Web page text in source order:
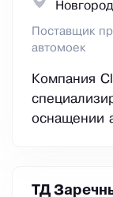
Новгород
Поставщик
автомоек
Компания
оснащении
ТД